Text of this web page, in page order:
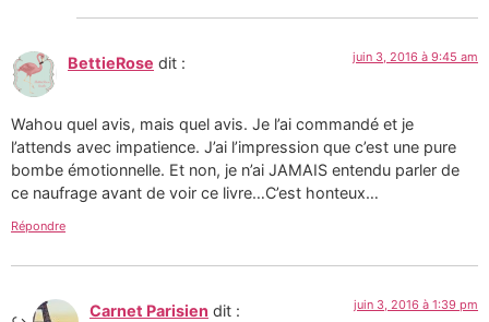
BettieRose dit : juin 3, 2016 à 9:45 am
Wahou quel avis, mais quel avis. Je l’ai commandé et je
l’attends avec impatience. J’ai l’impression que c’est une pure
bombe émotionnelle. Et non, je n’ai JAMAIS entendu parler de
ce naufrage avant de voir ce livre…C’est honteux…
Répondre
Carnet Parisien dit : juin 3, 2016 à 1:39 pm